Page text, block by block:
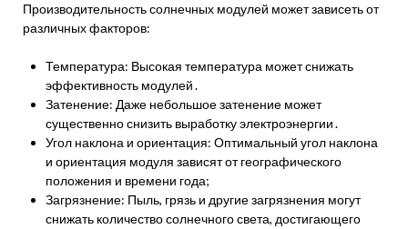
Производительность солнечных модулей может зависеть от
различных факторов:
Температура: Высокая температура может снижать
эффективность модулей․
Затенение: Даже небольшое затенение может
существенно снизить выработку электроэнергии․
Угол наклона и ориентация: Оптимальный угол наклона
и ориентация модуля зависят от географического
положения и времени года;
Загрязнение: Пыль, грязь и другие загрязнения могут
снижать количество солнечного света, достигающего